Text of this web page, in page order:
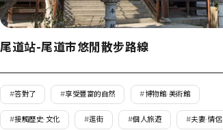
尾道站-尾道市悠閒散步路線
#答對了 #享受豐富的自然 #博物館·美術館
#接觸歷史·文化 #逛街 #個人旅遊 #夫妻·情侶